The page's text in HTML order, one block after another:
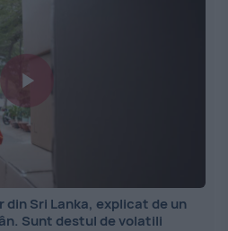
Sri Lanka, explicat de un
Sunt destul de volatili